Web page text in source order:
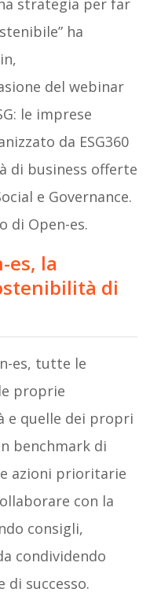
strategia per far
ha
del webinar
le imprese
da ESG360
di business offerte
e Governance.
di Open-es.
es, la
di
es, tutte le
proprie
e quelle dei propri
benchmark di
azioni prioritarie
con la
consigli,
condividendo
successo.